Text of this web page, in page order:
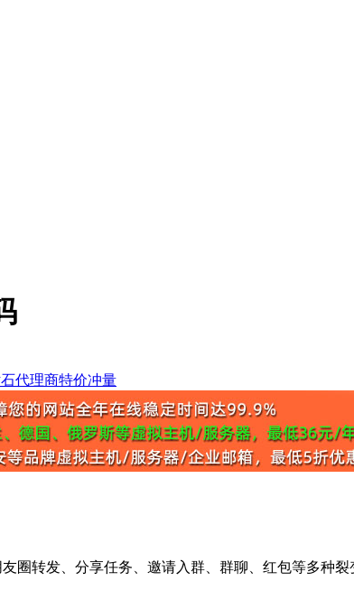
圈转发、分享任务、邀请入群、群聊、红包等多种